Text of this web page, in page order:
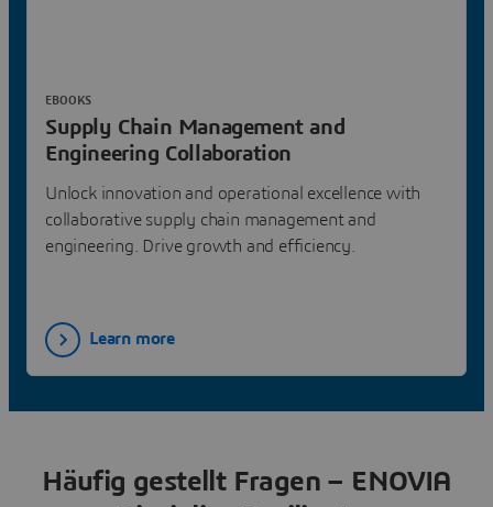
Supply Chain Management and
Engineering Collaboration
Unlock innovation and operational excellence with
collaborative supply chain management and
engineering. Drive growth and efficiency.
EBOOKS
Learn more
Häufig gestellt Fragen – ENOVIA